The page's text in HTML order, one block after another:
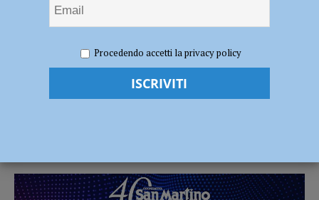
Mercanti di Qualità, a Travo domenica 28 agosto
Estate con i Mercanti di Qualità, a Travo
Procedendo accetti la privacy policy